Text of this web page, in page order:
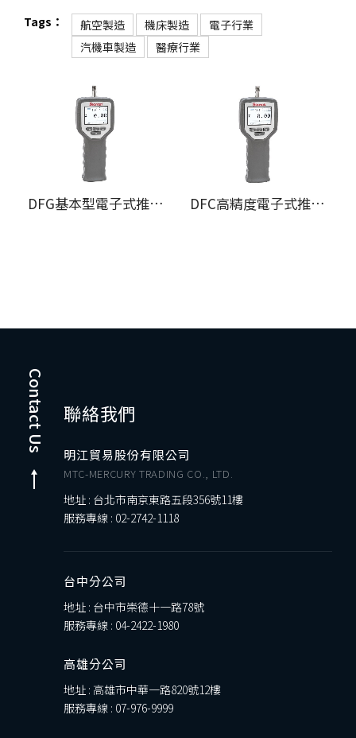
Tags： 航空製造 機床製造
電子行業
汽機車製造
醫療行業
DFG基本型電子式推拉力計 DFC高精度電子式推拉力計
Contact Us 聯絡我們
明江貿易股份有限公司
MTC-MERCURY TRADING CO., LTD.
地址 : 台北市南京東路五段356號11樓
服務專線 : 02-2742-1118
台中分公司
地址 : 台中市崇德十一路78號
服務專線 : 04-2422-1980
高雄分公司
地址 : 高雄市中華一路820號12樓
服務專線 : 07-976-9999